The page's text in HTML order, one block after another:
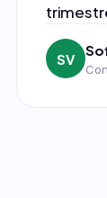
SV